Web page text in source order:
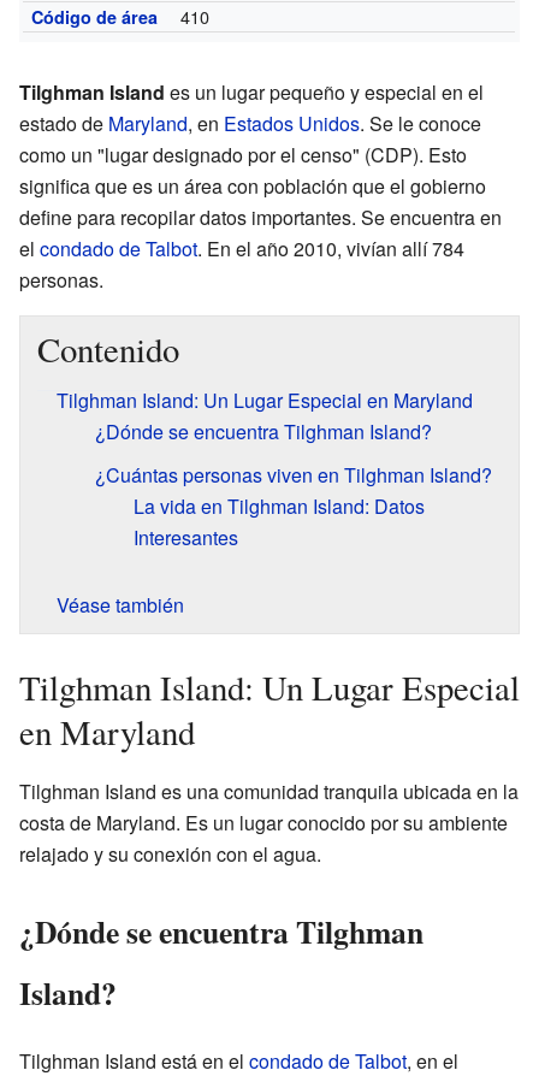
Código de área 410
Tilghman Island es un lugar pequeño y especial en el
estado de Maryland, en Estados Unidos. Se le conoce
como un "lugar designado por el censo" (CDP). Esto
significa que es un área con población que el gobierno
define para recopilar datos importantes. Se encuentra en
el condado de Talbot. En el año 2010, vivían allí 784
personas.
Contenido
Tilghman Island: Un Lugar Especial en Maryland
¿Dónde se encuentra Tilghman Island?
¿Cuántas personas viven en Tilghman Island?
La vida en Tilghman Island: Datos
Interesantes
Véase también
Tilghman Island: Un Lugar Especial
en Maryland
Tilghman Island es una comunidad tranquila ubicada en la
costa de Maryland. Es un lugar conocido por su ambiente
relajado y su conexión con el agua.
¿Dónde se encuentra Tilghman
Island?
Tilghman Island está en el condado de Talbot, en el